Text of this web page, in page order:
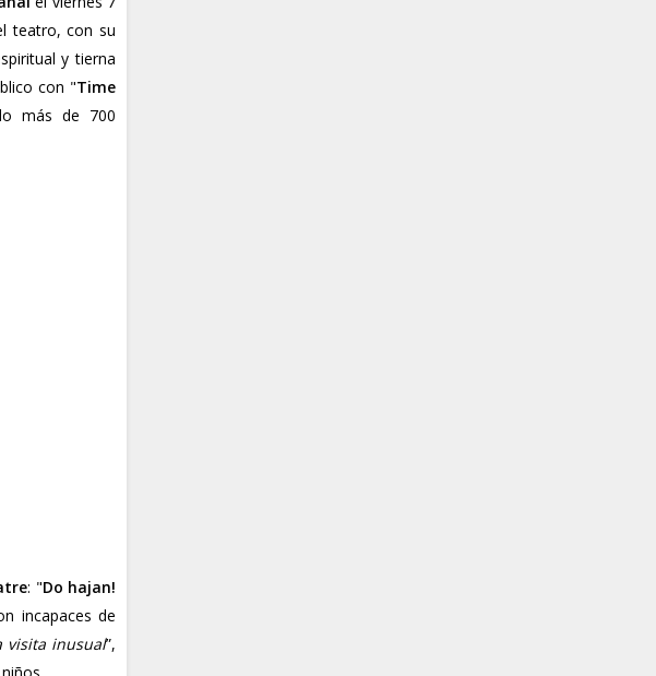
teatro, con su
y tierna
con "Time
más de 700
: "Do hajan!
incapaces de
visita inusual”,